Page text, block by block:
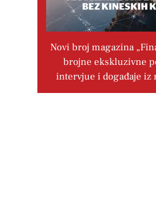
Novi broj magazina
brojne ekskluzivne
intervjue i događaje